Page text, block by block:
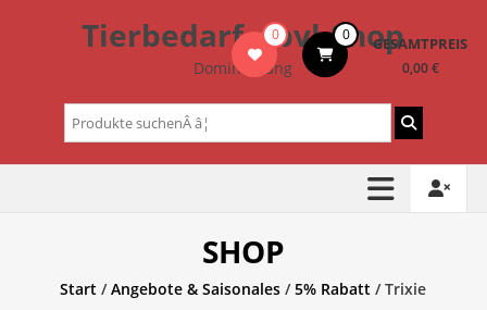
Tierbedarf – bvl-Shop
Dominik Lang
0 0 GESAMTPREIS
0,00 €
Suchen
nach:
SHOP
Start /Angebote & Saisonales /5% Rabatt / Trixie